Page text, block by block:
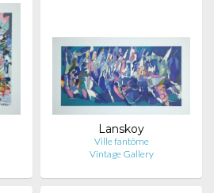
Lanskoy
Ville fantôme
Vintage Gallery